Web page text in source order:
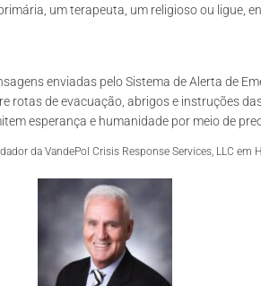
um terapeuta, um religioso ou ligue,
enviadas pelo Sistema de Alerta de
de evacuação, abrigos e instruções
esperança e humanidade por meio de
da VandePol Crisis Response Services, LLC em